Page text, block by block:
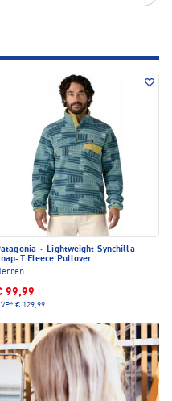
·
Lightweight Synchilla
T Fleece Pullover
99,99
€ 129,99